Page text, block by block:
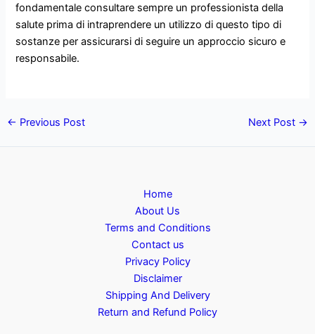
fondamentale consultare sempre un professionista della
salute prima di intraprendere un utilizzo di questo tipo di
sostanze per assicurarsi di seguire un approccio sicuro e
responsabile.
← Previous Post Next Post →
Home
About Us
Terms and Conditions
Contact us
Privacy Policy
Disclaimer
Shipping And Delivery
Return and Refund Policy